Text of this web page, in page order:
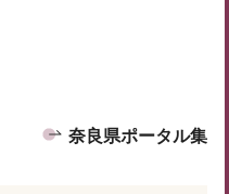
奈良県ポータル集